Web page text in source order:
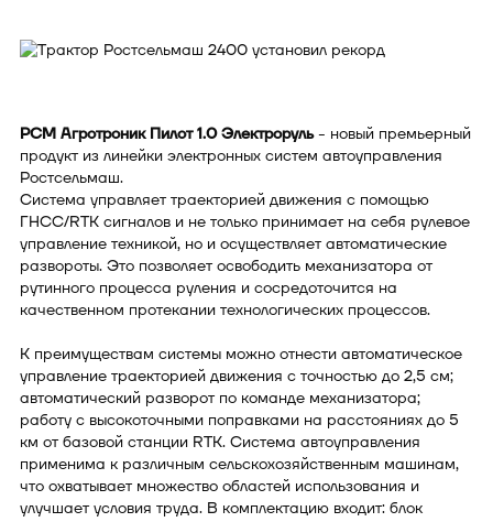
РСМ Агротроник Пилот 1.0 Электроруль- новый премьерный
продукт из линейки электронных систем автоуправления
Ростсельмаш.
Система управляет траекторией движения с помощью
ГНСС/RTK сигналов и не только принимает на себя рулевое
управление техникой, но и осуществляет автоматические
развороты. Это позволяет освободить механизатора от
рутинного процесса руления и сосредоточится на
качественном протекании технологических процессов.
К преимуществам системы можно отнести автоматическое
управление траекторией движения с точностью до 2,5 см;
автоматический разворот по команде механизатора;
работу с высокоточными поправками на расстояниях до 5
км от базовой станции RTK. Система автоуправления
применима к различным сельскохозяйственным машинам,
что охватывает множество областей использования и
улучшает условия труда. В комплектацию входит: блок